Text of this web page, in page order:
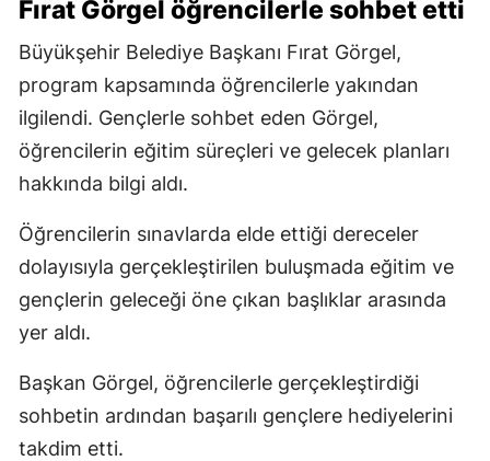
Fırat Görgel öğrencilerle sohbet etti
Büyükşehir Belediye Başkanı Fırat Görgel,
program kapsamında öğrencilerle yakından
ilgilendi. Gençlerle sohbet eden Görgel,
öğrencilerin eğitim süreçleri ve gelecek planları
hakkında bilgi aldı.
Öğrencilerin sınavlarda elde ettiği dereceler
dolayısıyla gerçekleştirilen buluşmada eğitim ve
gençlerin geleceği öne çıkan başlıklar arasında
yer aldı.
Başkan Görgel, öğrencilerle gerçekleştirdiği
sohbetin ardından başarılı gençlere hediyelerini
takdim etti.